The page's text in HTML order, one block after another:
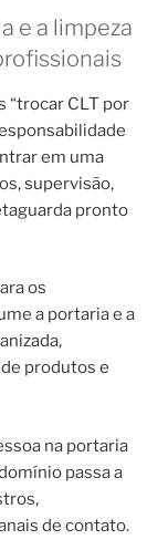
e a limpeza
“trocar CLT por
em uma
supervisão,
pronto
os
a portaria e a
produtos e
na portaria
passa a
de contato.